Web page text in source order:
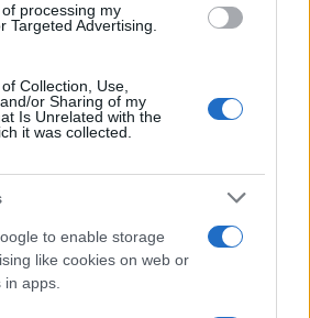
processing my
Targeted Advertising.
Collection, Use,
or Sharing of my
Is Unrelated with the
it was collected.
to enable storage
like cookies on web or
apps.
εδώ
50 /50